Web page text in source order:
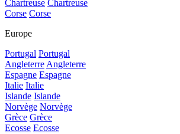
Chartreuse Chartreuse
Corse Corse
Europe
Portugal Portugal
AngleterreAngleterre
Espagne Espagne
Italie Italie
Islande Islande
Norvège Norvège
Grèce Grèce
Ecosse Ecosse